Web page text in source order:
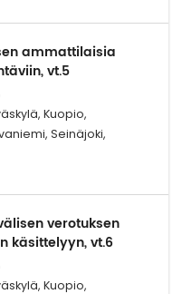
ammattilaisia
vt.5
Kuopio,
Seinäjoki,
verotuksen
käsittelyyn, vt.6
Kuopio,